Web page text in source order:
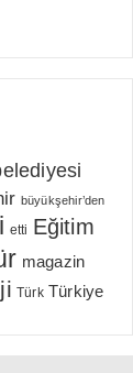
büyükşehir’den
etti Eğitim
magazin
Türk Türkiye